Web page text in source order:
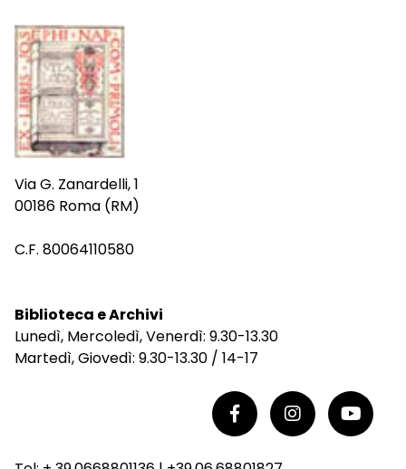
Via G. Zanardelli, 1
00186 Roma (RM)
C.F. 80064110580
Biblioteca e Archivi
Lunedì, Mercoledì, Venerdì: 9.30-13.30
Martedì, Giovedì: 9.30-13.30 / 14-17